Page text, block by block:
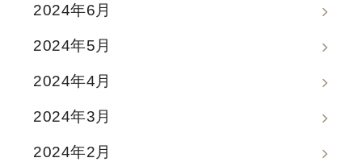
2024年6月
2024年5月
2024年4月
2024年3月
2024年2月